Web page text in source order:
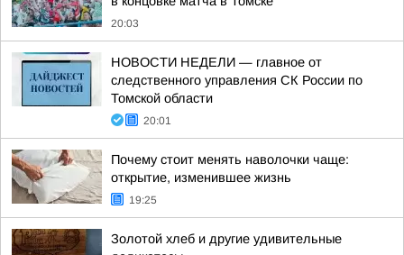
20:03
НОВОСТИ НЕДЕЛИ — главное от
следственного управления СК России по
Томской области
20:01
Почему стоит менять наволочки чаще:
открытие, изменившее жизнь
19:25
Золотой хлеб и другие удивительные